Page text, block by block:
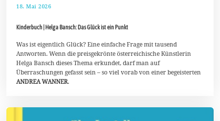
18. Mai 2026
M
i
2
0
2
6
Kinderbuch | Helga Bansch: Das Glück ist ein Punkt
Was ist eigentlich Glück? Eine einfache Frage mit tausend
Antworten. Wenn die preisgekrönte österreichische Künstlerin
Helga Bansch dieses Thema erkundet, darf man auf
Überraschungen gefasst sein – so viel vorab von einer begeisterten
ANDREA WANNER.